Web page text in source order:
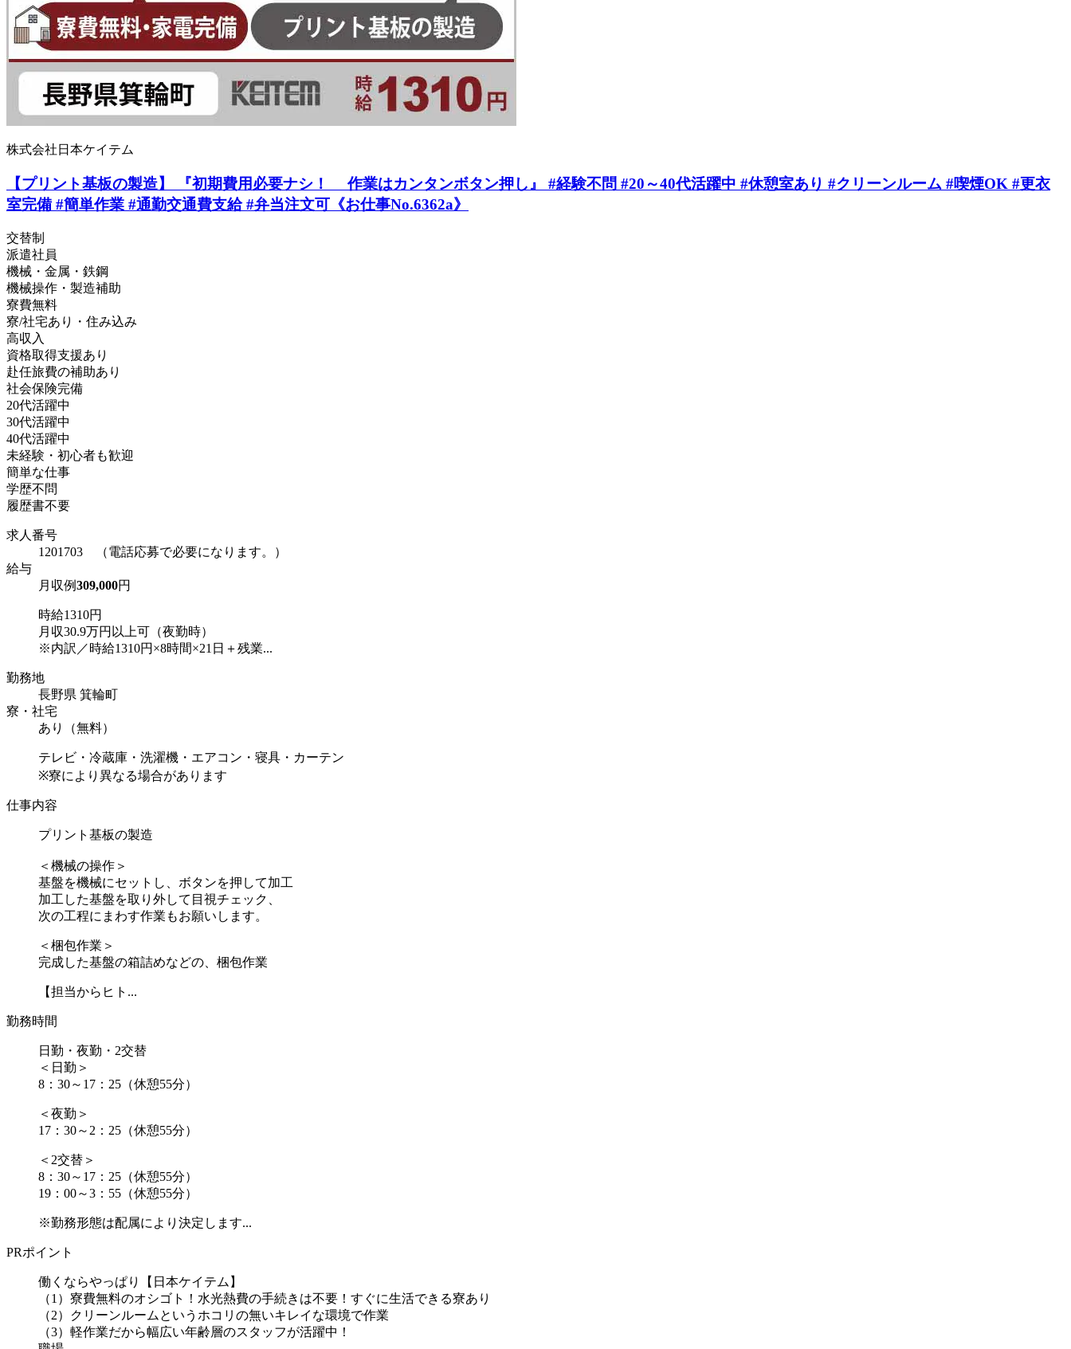
株式会社日本ケイテム
【プリント基板の製造】 『初期費用必要ナシ！ 作業はカンタンボタン押し』 #経験不問 #20～40代活躍中 #休憩室あり #クリーンルーム #喫煙OK #更衣
室完備 #簡単作業 #通勤交通費支給 #弁当注文可《お仕事No.6362a》
交替制
派遣社員
機械・金属・鉄鋼
機械操作・製造補助
寮費無料
寮/社宅あり・住み込み
高収入
資格取得支援あり
赴任旅費の補助あり
社会保険完備
20代活躍中
30代活躍中
40代活躍中
未経験・初心者も歓迎
簡単な仕事
学歴不問
履歴書不要
求人番号
1201703 （電話応募で必要になります。）
給与
月収例309,000円
時給1310円
月収30.9万円以上可（夜勤時）
※内訳／時給1310円×8時間×21日＋残業...
勤務地
長野県 箕輪町
寮・社宅
あり（無料）
テレビ・冷蔵庫・洗濯機・エアコン・寝具・カーテン
※寮により異なる場合があります
仕事内容
プリント基板の製造
＜機械の操作＞
基盤を機械にセットし、ボタンを押して加工
加工した基盤を取り外して目視チェック、
次の工程にまわす作業もお願いします。
＜梱包作業＞
完成した基盤の箱詰めなどの、梱包作業
【担当からヒト...
勤務時間
日勤・夜勤・2交替
＜日勤＞
8：30～17：25（休憩55分）
＜夜勤＞
17：30～2：25（休憩55分）
＜2交替＞
8：30～17：25（休憩55分）
19：00～3：55（休憩55分）
※勤務形態は配属により決定します...
PRポイント
働くならやっぱり【日本ケイテム】
（1）寮費無料のオシゴト！水光熱費の手続きは不要！すぐに生活できる寮あり
（2）クリーンルームというホコリの無いキレイな環境で作業
（3）軽作業だから幅広い年齢層のスタッフが活躍中！